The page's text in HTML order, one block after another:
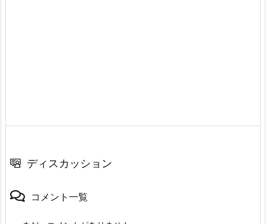
ディスカッション
コメント一覧